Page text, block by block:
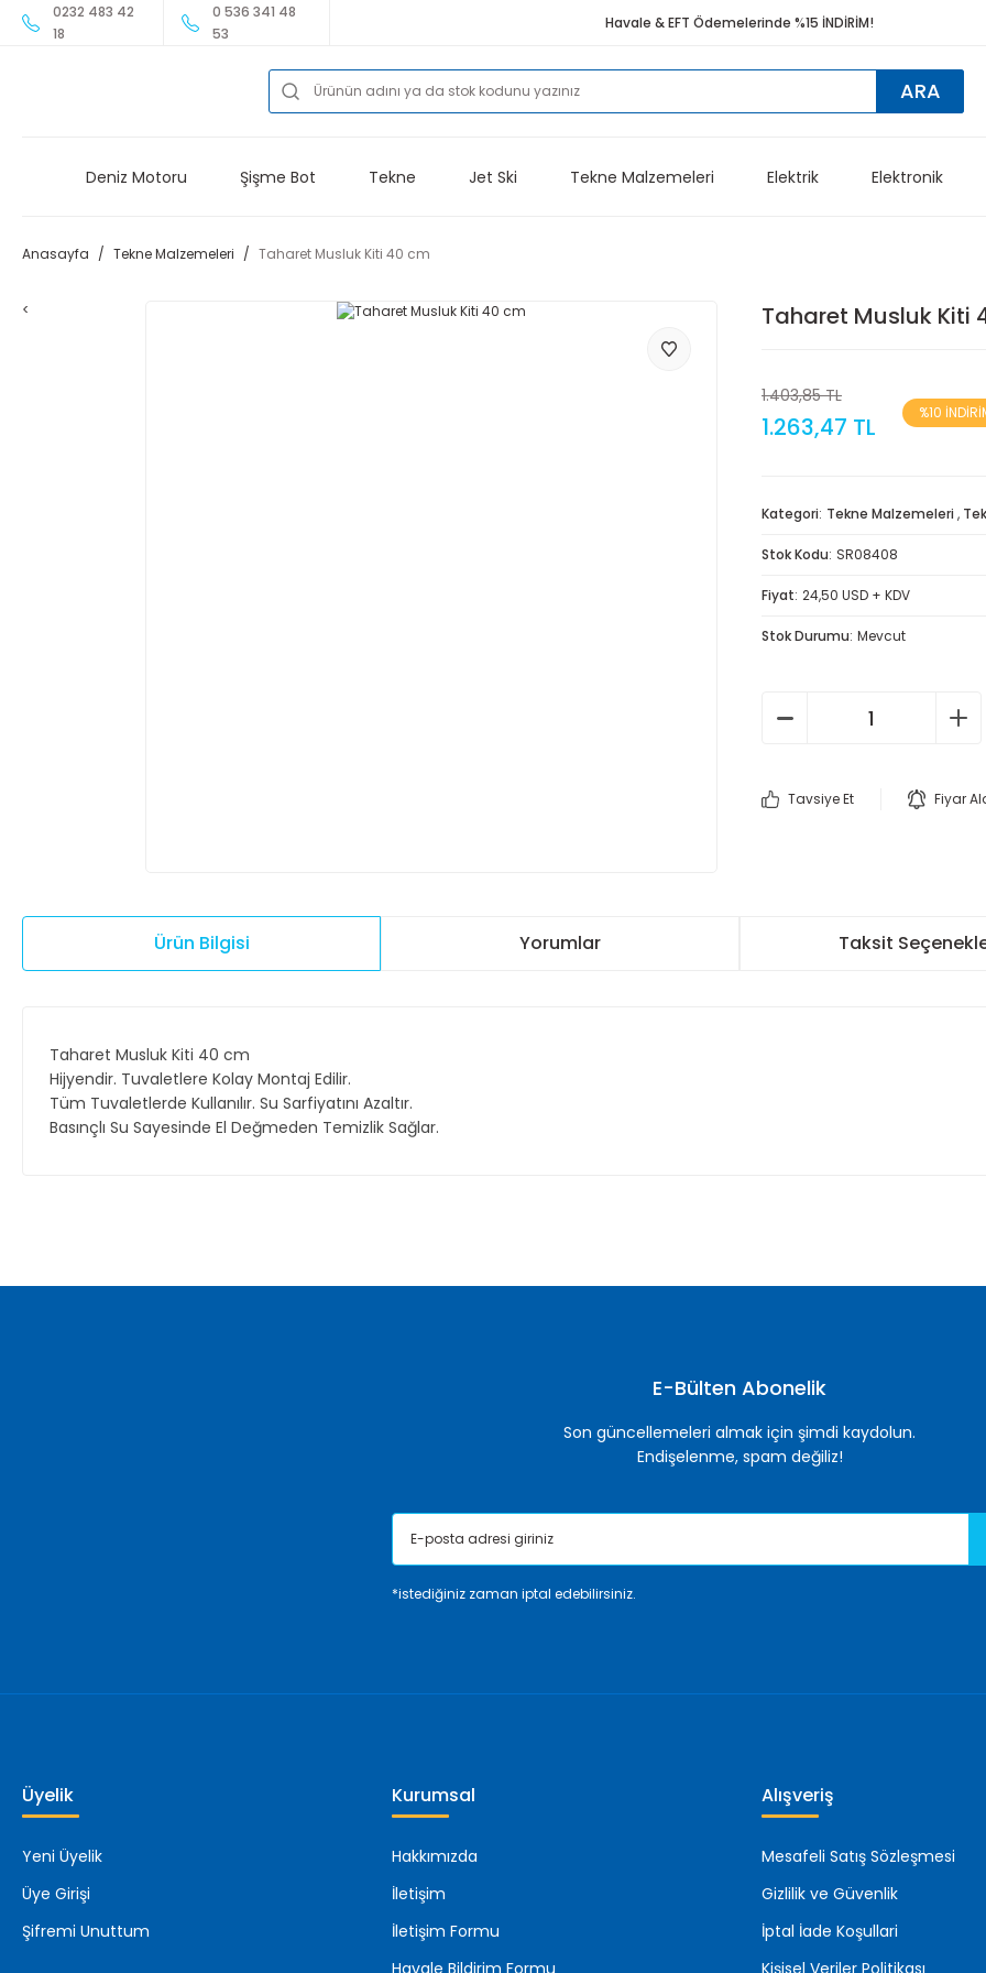
0232 483 42
18
0 536 341 48
53
Havale & EFT Ödemelerinde %15 İNDİRİM!
ARA
Deniz Motoru Şişme Bot Tekne Jet Ski Tekne Malzemeleri Elektrik Elektronik
Anasayfa Tekne Malzemeleri Taharet Musluk Kiti 40 cm
< Taharet Musluk Kiti
1.403,85 TL
1.263,47 TL %10
Kategori Tekne Malzemeleri ,
Stok Kodu SR08408
Fiyat 24,50 USD + KDV
Stok Durumu Mevcut
Tavsiye Et Fiyar
Ürün Bilgisi Yorumlar Taksit
Taharet Musluk Kiti 40 cm
Hijyendir. Tuvaletlere Kolay Montaj Edilir.
Tüm Tuvaletlerde Kullanılır. Su Sarfiyatını Azaltır.
Basınçlı Su Sayesinde El Değmeden Temizlik Sağlar.
E-Bülten Abonelik
Son güncellemeleri almak için şimdi kaydolun.
Endişelenme, spam değiliz!
*istediğiniz zaman iptal edebilirsiniz.
Üyelik
Yeni Üyelik
Üye Girişi
Şifremi Unuttum
Kurumsal
Hakkımızda
İletişim
İletişim Formu
Havale Bildirim Formu
Alışveriş
Mesafeli Satış Sözleşmesi
Gizlilik ve Güvenlik
İptal İade Koşullari
Kişisel Veriler Politikası